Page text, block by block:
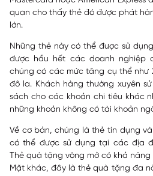
quan cho thấy thẻ đó được phát
lớn.
Những thẻ này có thể được sử
được hầu hết các doanh nghiệp
chúng có các mức tăng cụ thể như
đô la. Khách hàng thường xuyên
sách cho các khoản chi tiêu khác
những khoản không có tài khoản
Về cơ bản, chúng là thẻ tín dụng
có thể được sử dụng tại các địa
Thẻ quà tặng vòng mở có khả
Mặt khác, đây là thẻ quà tặng đa